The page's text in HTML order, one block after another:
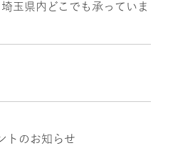
玉県内どこでも承っていま
トのお知らせ